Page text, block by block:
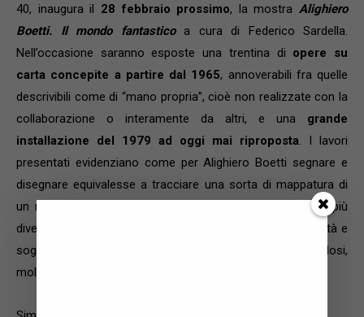
40, inaugura il 28 febbraio prossimo, la mostra Alighiero
Boetti. Il mondo fantasticoa cura di Federico Sardella.
Nell’occasione saranno esposte una trentina di opere su
carta concepite a partire dal 1965, annoverabili fra quelle
descrivibili come di “mano propria”, cioè non realizzate con la
collaborazione o interamente da altri, e una grande
installazione del 1979 ad oggi mai riproposta . I lavori
presentati evidenziano come per Alighiero Boetti segnare e
disegnare equivalesse a tracciare una sorta di mappatura di
un mondo immaginario, reso grazie alle cifre stilistiche più
diverse, spesso con un accenno classificatorio di modalità e
soggetti, che si ripetono e si fondono, confondendosi,
moltiplicandosi, aggregandosi.